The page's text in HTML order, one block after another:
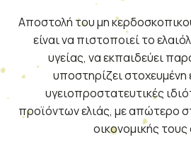
Αποστολή του μη
είναι να πιστοποιεί το
υγείας, να εκπαιδεύει
υποστηρίζει στοχευμένη
υγειοπροστατευτικές
προϊόντων ελιάς, με απώτερο
οικονομικής τους